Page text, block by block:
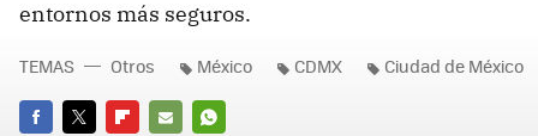
entornos más seguros.
TEMAS Otros México CDMX Ciudad de México